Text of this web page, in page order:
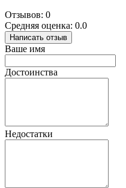
Отзывов: 0
Средняя оценка: 0.0
Написать отзыв
Ваше имя
Достоинства
Недостатки